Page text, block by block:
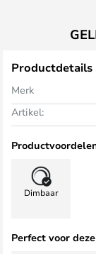
Productdetails
Merk
Artikel:
Dimbaar
Perfect voor